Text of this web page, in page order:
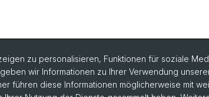
zu personalisieren, Funktionen für soziale
wir Informationen zu Ihrer Verwendung
führen diese Informationen möglicherweise mit